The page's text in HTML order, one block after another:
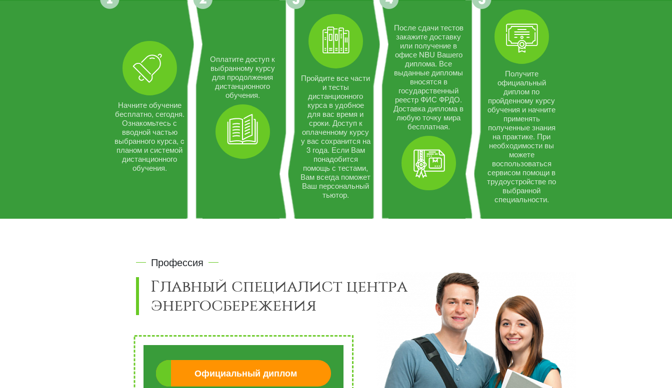
Начните обучение
бесплатно, сегодня.
Ознакомьтесь с
вводной частью
выбранного курса, c
планом и системой
дистанционного
обучения.
Оплатите доступ к
выбранному курсу
для продолжения
дистанционного
обучения.
Пройдите все части
и тесты
дистанционного
курса в удобное
для вас время и
сроки. Доступ к
оплаченному курсу
у вас сохранится на
3 года. Если Вам
понадобится
помощь с тестами,
Вам всегда поможет
Ваш персональный
тьютор.
После сдачи тестов
закажите доставку
или получение в
офисе NBU Вашего
диплома. Все
выданные дипломы
вносятся в
государственный
реестр ФИС ФРДО.
Доставка диплома в
любую точку мира
бесплатная.
Получите
официальный
диплом по
пройденному курсу
обучения и начните
применять
полученные знания
на практике. При
необходимости вы
можете
воспользоваться
сервисом помощи в
трудоустройстве по
выбранной
специальности.
Профессия
Главный специалист центра
энергосбережения
Официальный диплом